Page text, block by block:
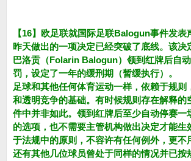
【16】欧足联就国际足联Balogun事件发表
昨天做出的一项决定已经突破了底线。该决
巴洛贡（Folarin Balogun）领到红牌后自
罚，设定了一年的缓刑期（暂缓执行）。
足球和其他任何体育运动一样，依赖于规则
和透明竞争的基础。有时候规则存在解释的
件中并非如此。领到红牌后至少自动停赛一
的选项，也不需要主管机构做出决定才能生
于法规中的原则，不容许有任何例外，更不
还有其他几位球员曾处于同样的情况并已按